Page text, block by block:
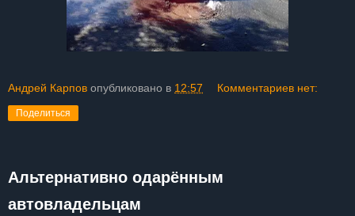
Андрей Карпов опубликовано в 12:57 Комментариев нет:
Поделиться
Альтернативно одарённым
автовладельцам